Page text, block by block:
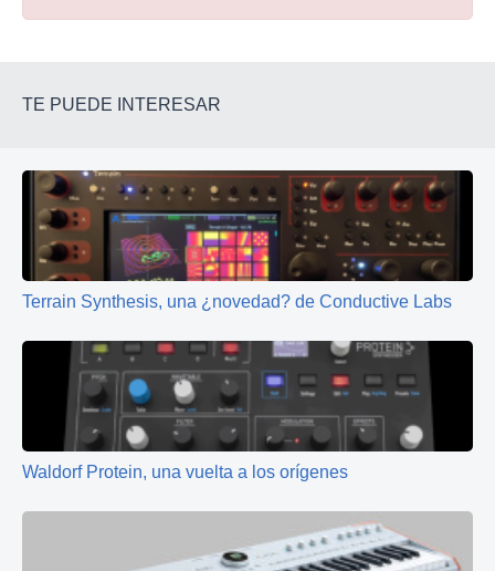
TE PUEDE INTERESAR
Terrain Synthesis, una ¿novedad? de Conductive Labs
Waldorf Protein, una vuelta a los orígenes